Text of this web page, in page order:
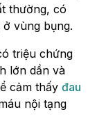
thường, có
vùng bụng.
triệu chứng
lớn dần và
cảm thấy đau
nội tạng